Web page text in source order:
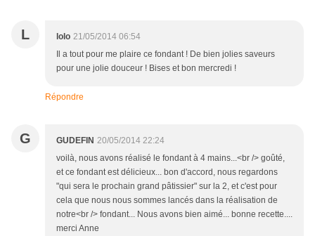
L lolo 21/05/2014 06:54
Il a tout pour me plaire ce fondant ! De bien jolies saveurs
pour une jolie douceur ! Bises et bon mercredi !
Répondre
G GUDEFIN 20/05/2014 22:24
voilà, nous avons réalisé le fondant à 4 mains...<br /> goûté,
et ce fondant est délicieux... bon d'accord, nous regardons
"qui sera le prochain grand pâtissier" sur la 2, et c'est pour
cela que nous nous sommes lancés dans la réalisation de
notre<br /> fondant... Nous avons bien aimé... bonne recette....
merci Anne